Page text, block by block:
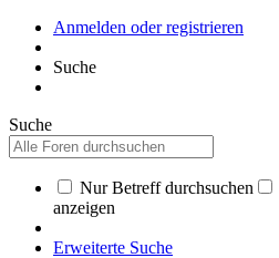
Anmelden oder registrieren
Suche
Suche
Nur Betreff durchsuchen
anzeigen
Erweiterte Suche